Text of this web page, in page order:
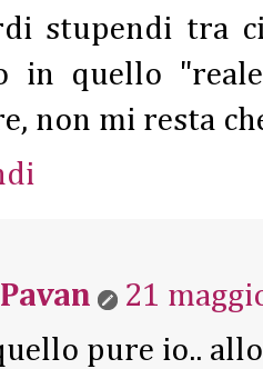
stupendi tra
in quello
non mi resta
21
pure io..